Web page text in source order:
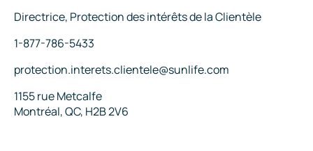
Titre
Directrice, Protection des intérêts de la Clientèle
Téléphone
1-877-786-5433
Courriel
protection.interets.clientele@sunlife.com
Adresse
1155 rue Metcalfe
Montréal, QC, H2B 2V6